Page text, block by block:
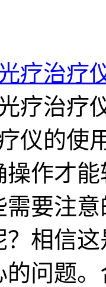
疗治疗
疗治疗
仪的使
操作才
需要注
？相信
的问题